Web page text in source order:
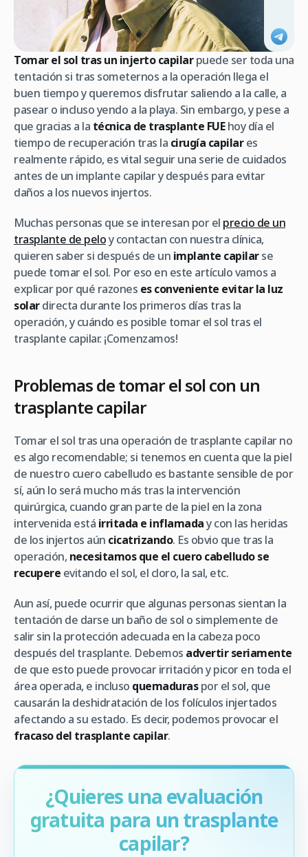
Tomar el sol tras un injerto capilarpuede ser toda una
tentación si tras someternos a la operación llega el
buen tiempo y queremos disfrutar saliendo a la calle, a
pasear o incluso yendo a la playa. Sin embargo, y pese a
que gracias a la técnica de trasplante FUEhoy día el
tiempo de recuperación tras la cirugía capilares
realmente rápido, es vital seguir una serie de cuidados
antes de un implante capilar y después para evitar
daños a los nuevos injertos.
Muchas personas que se interesan por el precio de un
trasplante de peloy contactan con nuestra clínica,
quieren saber si después de un implante capilarse
puede tomar el sol. Por eso en este artículo vamos a
explicar por qué razones es conveniente evitar la luz
solardirecta durante los primeros días tras la
operación, y cuándo es posible tomar el sol tras el
trasplante capilar. ¡Comenzamos!
Problemas de tomar el sol con un
trasplante capilar
Tomar el sol tras una operación de trasplante capilar no
es algo recomendable; si tenemos en cuenta que la piel
de nuestro cuero cabelludo es bastante sensible de por
sí, aún lo será mucho más tras la intervención
quirúrgica, cuando gran parte de la piel en la zona
intervenida está irritada e inflamaday con las heridas
de los injertos aún cicatrizando. Es obvio que tras la
operación, necesitamos que el cuero cabelludo se
recupere evitando el sol, el cloro, la sal, etc.
Aun así, puede ocurrir que algunas personas sientan la
tentación de darse un baño de sol o simplemente de
salir sin la protección adecuada en la cabeza poco
después del trasplante. Debemos advertir seriamente
de que esto puede provocar irritación y picor en toda el
área operada, e incluso quemaduraspor el sol, que
causarán la deshidratación de los folículos injertados
afectando a su estado. Es decir, podemos provocar el
fracaso del trasplante capilar.
¿Quieres una evaluación
gratuita para un trasplante
capilar?